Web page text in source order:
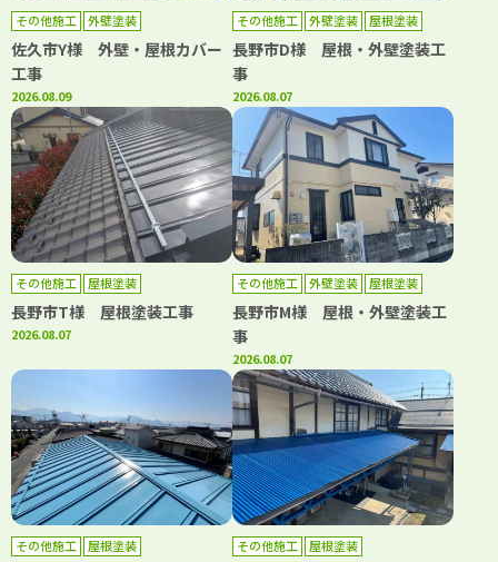
その他施工 外壁塗装
佐久市Y様 外壁・屋根カバー
工事
2026.08.09
その他施工 外壁塗装 屋根塗装
長野市D様 屋根・外壁塗装工
事
2026.08.07
その他施工 屋根塗装
長野市T様 屋根塗装工事
2026.08.07
その他施工 外壁塗装 屋根塗装
長野市M様 屋根・外壁塗装工
事
2026.08.07
その他施工 屋根塗装 その他施工 屋根塗装